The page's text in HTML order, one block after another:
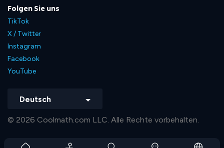
Folgen Sie uns
TikTok
X / Twitter
Instagram
Facebook
YouTube
Deutsch
© 2026 Coolmath.com LLC. Alle Rechte vorbehalten.